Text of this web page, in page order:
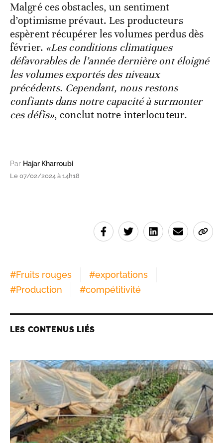
Malgré ces obstacles, un sentiment
d’optimisme prévaut. Les producteurs
espèrent récupérer les volumes perdus dès
février. «Les conditions climatiques
défavorables de l’année dernière ont éloigné
les volumes exportés des niveaux
précédents. Cependant, nous restons
confiants dans notre capacité à surmonter
ces défis», conclut notre interlocuteur.
Par Hajar Kharroubi
Le 07/02/2024 à 14h18
#Fruits rouges #exportations
#Production #compétitivité
LES CONTENUS LIÉS